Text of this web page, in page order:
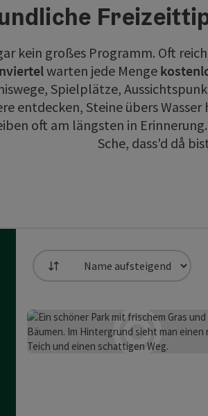
kein großes Programm. Oft
warten jede Menge
Spielplätze,
entdecken, Steine übers
oft am längsten in
Sche, dass'd då
die Liste stehen Filter zur Verfügung
Sortierung